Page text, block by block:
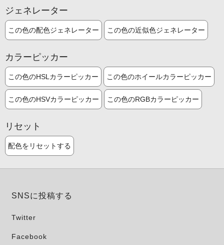
ジェネレーター
この色の配色ジェネレーター この色の近似色ジェネレーター
カラーピッカー
この色のHSLカラーピッカー この色のホイールカラーピッカー
この色のHSVカラーピッカー この色のRGBカラーピッカー
リセット
配色をリセットする
SNSに投稿する
Twitter
Facebook